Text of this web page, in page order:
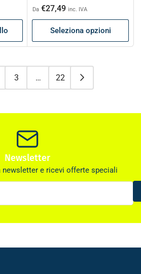
di
listino
scontato
Da €27,49 inc. IVA
Seleziona opzioni
3 … 22
Newsletter
e ricevi offerte speciali